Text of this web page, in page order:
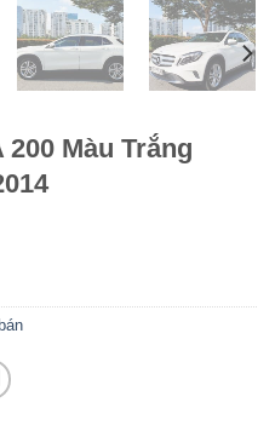
Màu Trắng